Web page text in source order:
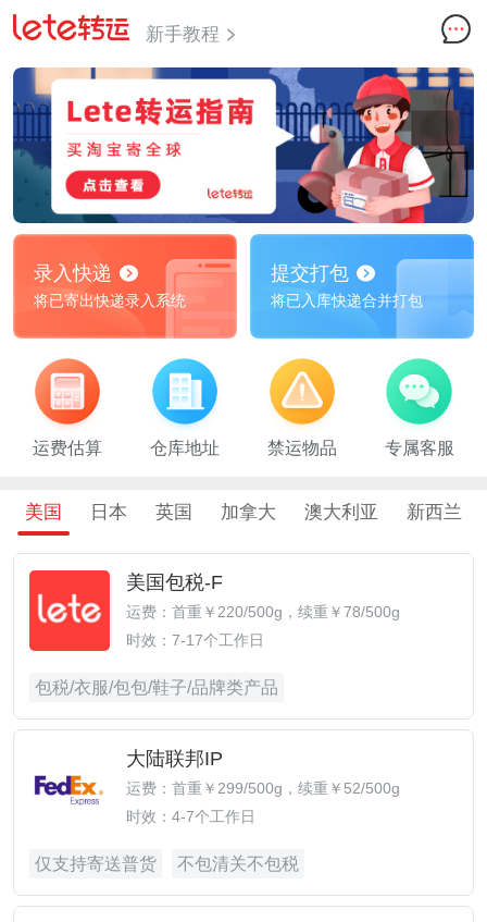
新手教程
录入快递
将已寄出快递录入系统
提交打包
将已入库快递合并打包
运费估算 仓库地址 禁运物品 专属客服
美国 日本 英国 加拿大 澳大利亚 新西兰
美国包税-F
运费：首重￥220/500g，续重￥78/500g
时效：7-17个工作日
包税/衣服/包包/鞋子/品牌类产品
大陆联邦IP
运费：首重￥299/500g，续重￥52/500g
时效：4-7个工作日
仅支持寄送普货 不包清关不包税